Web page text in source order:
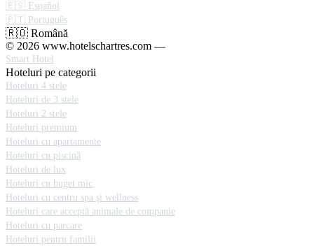
🇪🇸 Español
🇵🇹 Português
🇷🇴 Română
© 2026 www.hotelschartres.com —
Smart Hotel
Hoteluri pe categorii
Hoteluri 4 stele
Hoteluri de 3 stele
Hoteluri 2 stele
Hoteluri premium
Hoteluri cu apartamente
Hoteluri cu piscină
Hoteluri de lux
Hoteluri cu buget mic
Hoteluri cu centru spa şi wellness
Hoteluri care acceptă animale de companie
Hoteluri cu parcare
Hoteluri pentru familii